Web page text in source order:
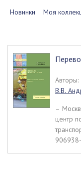
Новинки Моя
Авторы:
В.В.
–
центр